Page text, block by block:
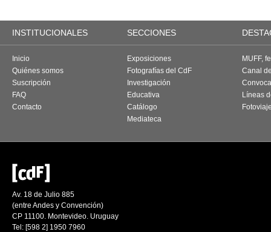
INSTITUCIONALES SECCIONES
Inicio
Quiénes somos
Suscripción
FAQ
Contacto
Exposiciones
Fotografías del CdF
Investigación
Educativa
Catálogo
Mediateca
MUFF,
Canal
Líneas
Av. 18 de Julio 885
(entre Andes y Convención)
CP 11100. Montevideo. Uruguay
Tel: [598 2] 1950 7960